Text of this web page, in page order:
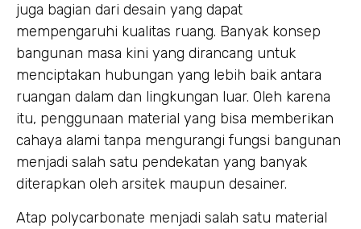
juga bagian dari desain yang dapat
mempengaruhi kualitas ruang. Banyak konsep
bangunan masa kini yang dirancang untuk
menciptakan hubungan yang lebih baik antara
ruangan dalam dan lingkungan luar. Oleh karena
itu, penggunaan material yang bisa memberikan
cahaya alami tanpa mengurangi fungsi bangunan
menjadi salah satu pendekatan yang banyak
diterapkan oleh arsitek maupun desainer.
Atap polycarbonate menjadi salah satu material